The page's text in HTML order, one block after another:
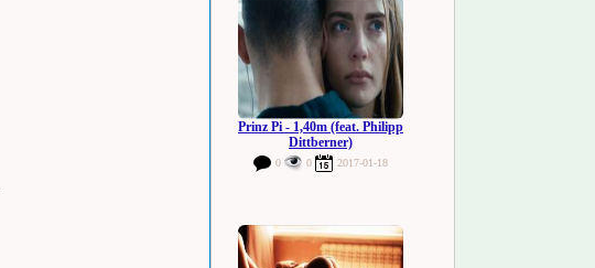
Prinz Pi - 1,40m (feat. Philipp
Dittberner)
0 0 2017-01-18